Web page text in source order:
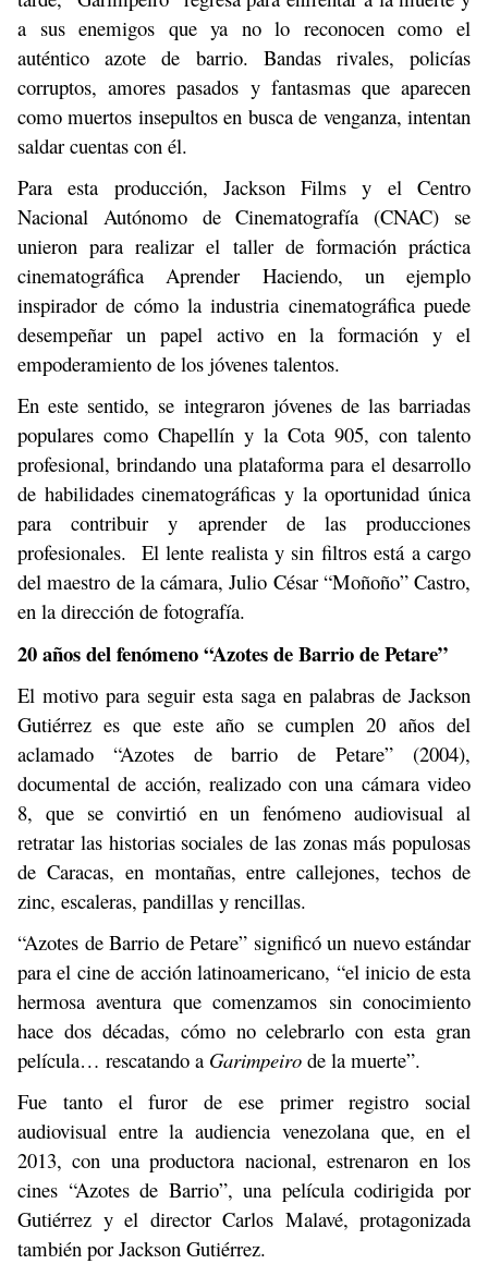
a sus enemigos que ya no lo reconocen como el
auténtico azote de barrio. Bandas rivales, policías
corruptos, amores pasados y fantasmas que aparecen
como muertos insepultos en busca de venganza, intentan
saldar cuentas con él.
Para esta producción, Jackson Films y el Centro
Nacional Autónomo de Cinematografía (CNAC) se
unieron para realizar el taller de formación práctica
cinematográfica Aprender Haciendo, un ejemplo
inspirador de cómo la industria cinematográfica puede
desempeñar un papel activo en la formación y el
empoderamiento de los jóvenes talentos.
En este sentido, se integraron jóvenes de las barriadas
populares como Chapellín y la Cota 905, con talento
profesional, brindando una plataforma para el desarrollo
de habilidades cinematográficas y la oportunidad única
para contribuir y aprender de las producciones
profesionales. El lente realista y sin filtros está a cargo
del maestro de la cámara, Julio César “Moñoño” Castro,
en la dirección de fotografía.
20 años del fenómeno “Azotes de Barrio de Petare”
El motivo para seguir esta saga en palabras de Jackson
Gutiérrez es que este año se cumplen 20 años del
aclamado “Azotes de barrio de Petare” (2004),
documental de acción, realizado con una cámara video
8, que se convirtió en un fenómeno audiovisual al
retratar las historias sociales de las zonas más populosas
de Caracas, en montañas, entre callejones, techos de
zinc, escaleras, pandillas y rencillas.
“Azotes de Barrio de Petare” significó un nuevo estándar
para el cine de acción latinoamericano, “el inicio de esta
hermosa aventura que comenzamos sin conocimiento
hace dos décadas, cómo no celebrarlo con esta gran
película… rescatando a Garimpeiro de la muerte”.
Fue tanto el furor de ese primer registro social
audiovisual entre la audiencia venezolana que, en el
2013, con una productora nacional, estrenaron en los
cines “Azotes de Barrio”, una película codirigida por
Gutiérrez y el director Carlos Malavé, protagonizada
también por Jackson Gutiérrez.